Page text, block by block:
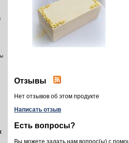
Отзывы
Нет отзывов об этом продукте
Написать отзыв
Есть вопросы?
Вы можете задать нам вопрос(ы) с